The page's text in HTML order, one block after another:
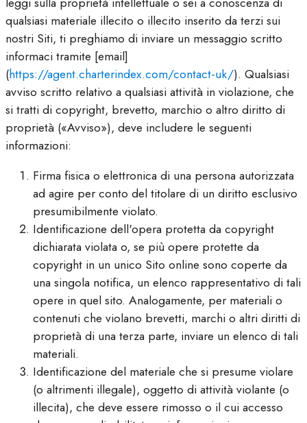
qualsiasi materiale illecito o illecito inserito da terzi sui
nostri Siti, ti preghiamo di inviare un messaggio scritto
informaci tramite [email]
(https://agent.charterindex.com/contact-uk/). Qualsiasi
avviso scritto relativo a qualsiasi attività in violazione, che
si tratti di copyright, brevetto, marchio o altro diritto di
proprietà («Avviso»), deve includere le seguenti
informazioni:
Firma fisica o elettronica di una persona autorizzata
ad agire per conto del titolare di un diritto esclusivo
presumibilmente violato.
Identificazione dell'opera protetta da copyright
dichiarata violata o, se più opere protette da
copyright in un unico Sito online sono coperte da
una singola notifica, un elenco rappresentativo di tali
opere in quel sito. Analogamente, per materiali o
contenuti che violano brevetti, marchi o altri diritti di
proprietà di una terza parte, inviare un elenco di tali
materiali.
Identificazione del materiale che si presume violare
(o altrimenti illegale), oggetto di attività violante (o
illecita), che deve essere rimosso o il cui accesso